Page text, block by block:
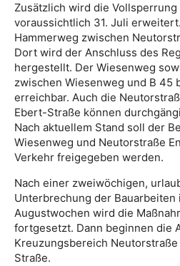
Zusätzlich wird die Vollsperrung
voraussichtlich 31. Juli
Hammerweg zwischen
Dort wird der Anschluss des
hergestellt. Der Wiesenweg
zwischen Wiesenweg und B 45
erreichbar. Auch die
Ebert-Straße können
Nach aktuellem Stand soll der
Wiesenweg und Neutorstraße
Verkehr freigegeben werden.
Nach einer zweiwöchigen,
Unterbrechung der
Augustwochen wird die
fortgesetzt. Dann beginnen die
Kreuzungsbereich
Straße.